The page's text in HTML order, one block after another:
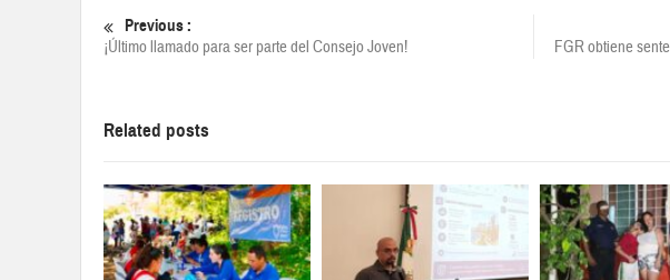
Previous :
¡Último llamado para ser parte del Consejo Joven!
FGR obtiene
Related posts